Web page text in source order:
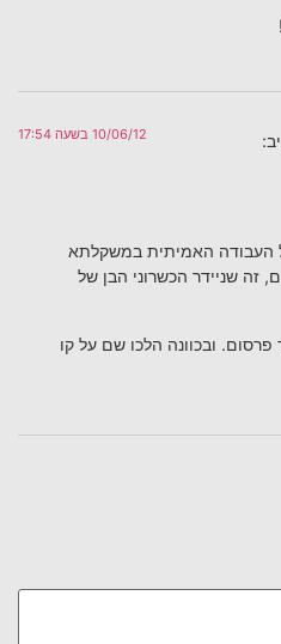
10/06/12 בשעה 17:54
העבודה האמיתית במשקלתא
זה שניידר הכשרוני הבן של
ובכוונה הלכו שם על קו